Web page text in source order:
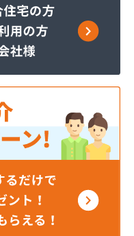
名古屋営業所
営業所
ームガス
ス 名古屋西営業所
業所
ンガス